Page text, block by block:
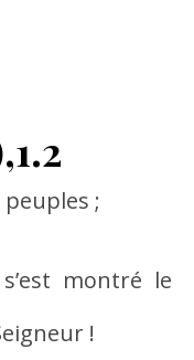
;
montré le
!